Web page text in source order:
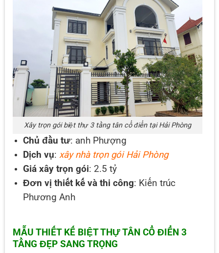
Xây trọn gói biệt thự 3 tầng tân cổ điển tại Hải Phòng
Chủ đầu tư: anh Phượng
Dịch vụ: xây nhà trọn gói Hải Phòng
Giá xây trọn gói: 2.5 tỷ
Đơn vị thiết kế và thi công: Kiến trúc
Phương Anh
MẪU THIẾT KẾ BIỆT THỰ TÂN CỔ ĐIỂN 3
TẦNG ĐẸP SANG TRỌNG